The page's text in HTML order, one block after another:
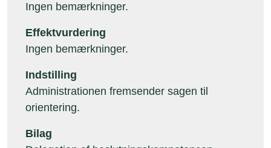
Ingen bemærkninger.
Effektvurdering
Ingen bemærkninger.
Indstilling
Administrationen fremsender sagen til
orientering.
Bilag